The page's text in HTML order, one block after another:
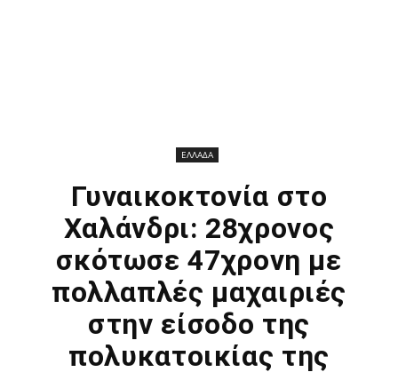
ΕΛΛΑΔΑ
Γυναικοκτονία στο
Χαλάνδρι: 28χρονος
σκότωσε 47χρονη με
πολλαπλές μαχαιριές
στην είσοδο της
πολυκατοικίας της